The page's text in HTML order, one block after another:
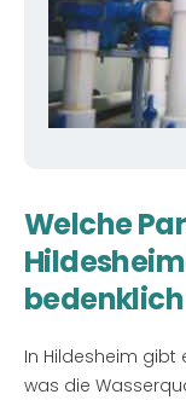
Welche
In Hildesheim gibt
was die